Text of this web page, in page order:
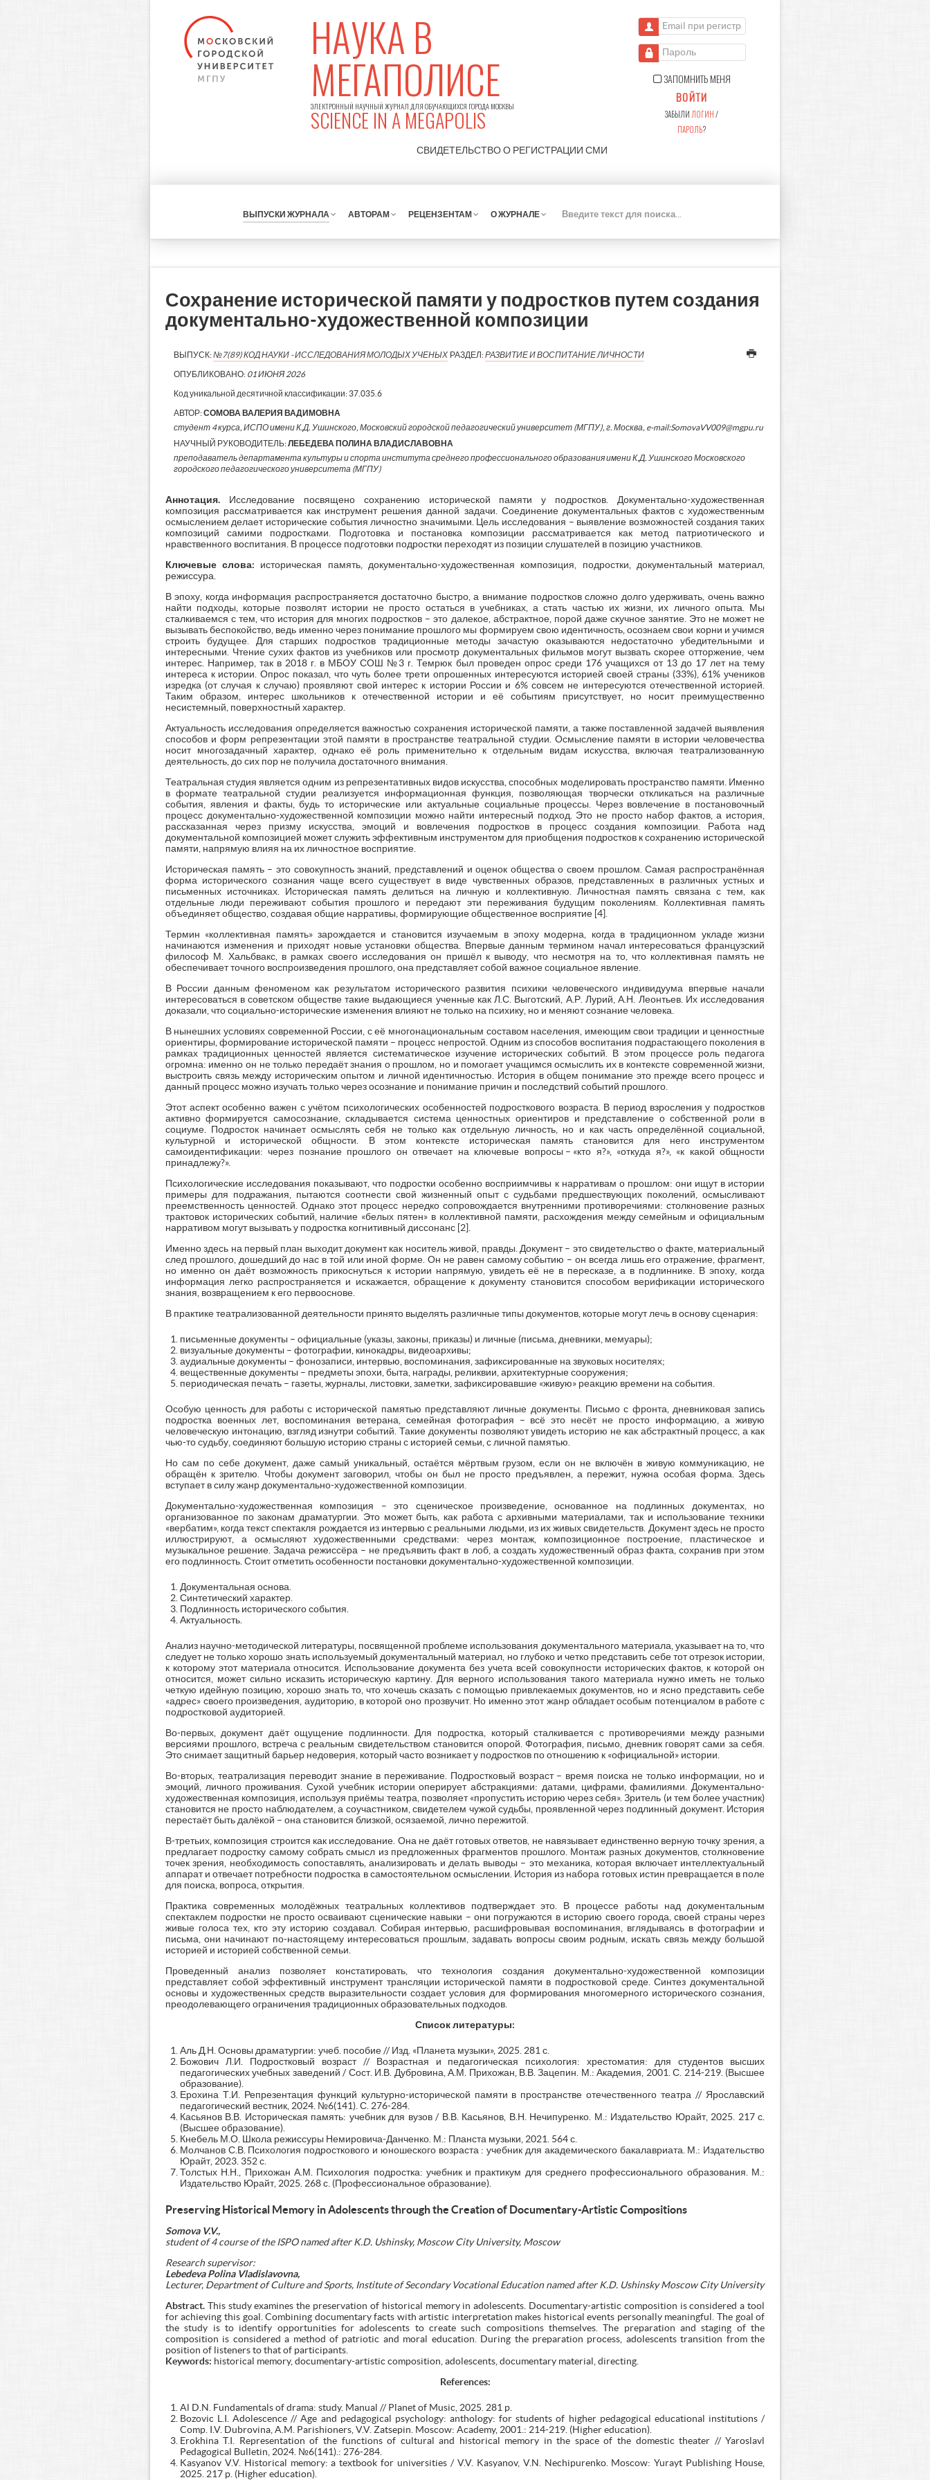
НАУКА В
МЕГАПОЛИСЕ
ЭЛЕКТРОННЫЙ НАУЧНЫЙ ЖУРНАЛ ДЛЯ ОБУЧАЮЩИХСЯ ГОРОДА МОСКВЫ
SCIENCE IN A MEGAPOLIS
СВИДЕТЕЛЬСТВО О РЕГИСТРАЦИИ СМИ
Email при регистрации
Пароль
ЗАПОМНИТЬ МЕНЯ
ВОЙТИ
ЗАБЫЛИ ЛОГИН/
ПАРОЛЬ?
ВЫПУСКИ ЖУРНАЛА АВТОРАМ РЕЦЕНЗЕНТАМ О ЖУРНАЛЕ
К
Сохранение исторической памяти у подростков путем создания
документально-художественной композиции
ВЫПУСК:№7(89) КОД НАУКИ - ИССЛЕДОВАНИЯ МОЛОДЫХ УЧЕНЫХ РАЗДЕЛ:РАЗВИТИЕ И ВОСПИТАНИЕ ЛИЧНОСТИ
ОПУБЛИКОВАНО: 01 ИЮНЯ 2026
Код уникальной десятичной классификации: 37.035.6
АВТОР:СОМОВА ВАЛЕРИЯ ВАДИМОВНА
студент 4 курса, ИСПО имени К.Д. Ушинского, Московский городской педагогический университет (МГПУ), г. Москва, e-mail:SomovaVV009@mgpu.ru
НАУЧНЫЙ РУКОВОДИТЕЛЬ:ЛЕБЕДЕВА ПОЛИНА ВЛАДИСЛАВОВНА
преподаватель департамента культуры и спорта института среднего профессионального образования имени К.Д. Ушинского Московского
городского педагогического университета (МГПУ)
Аннотация. Исследование посвящено сохранению исторической памяти у подростков. Документально-художественная
композиция рассматривается как инструмент решения данной задачи. Соединение документальных фактов с художественным
осмыслением делает исторические события личностно значимыми. Цель исследования – выявление возможностей создания таких
композиций самими подростками. Подготовка и постановка композиции рассматривается как метод патриотического и
нравственного воспитания. В процессе подготовки подростки переходят из позиции слушателей в позицию участников.
Ключевые слова: историческая память, документально-художественная композиция, подростки, документальный материал,
режиссура.
В эпоху, когда информация распространяется достаточно быстро, а внимание подростков сложно долго удерживать, очень важно
найти подходы, которые позволят истории не просто остаться в учебниках, а стать частью их жизни, их личного опыта. Мы
сталкиваемся с тем, что история для многих подростков – это далекое, абстрактное, порой даже скучное занятие. Это не может не
вызывать беспокойство, ведь именно через понимание прошлого мы формируем свою идентичность, осознаем свои корни и учимся
строить будущее. Для старших подростков традиционные методы зачастую оказываются недостаточно убедительными и
интересными. Чтение сухих фактов из учебников или просмотр документальных фильмов могут вызвать скорее отторжение, чем
интерес. Нaпример, так в 2018 г. в МБОУ СОШ №3 г. Темрюк был проведен опрос среди 176 учащихся от 13 до 17 лет на тему
интереса к истории. Опрос показал, что чуть более трети опрошенных интересуются историей своей страны (33%), 61% учеников
изредка (от случая к случаю) проявляют свой интерес к истории России и 6% совсем не интересуются отечественной историей.
Таким образом, интерес школьников к отечественной истории и её событиям присутствует, но носит преимущественно
несистемный, поверхностный характер.
Актуальность исследования определяется важностью сохранения исторической памяти, а также поставленной задачей выявления
способов и форм репрезентации этой памяти в пространстве театральной студии. Осмысление памяти в истории человечества
носит многозадачный характер, однако её роль применительно к отдельным видам искусства, включая театрализованную
деятельность, до сих пор не получила достаточного внимания.
Театральная студия является одним из репрезентативных видов искусства, способных моделировать пространство памяти. Именно
в формате театральной студии реализуется информационная функция, позволяющая творчески откликаться на различные
события, явления и факты, будь то исторические или актуальные социальные процессы. Через вовлечение в постановочный
процесс документально-художественной композиции можно найти интересный подход. Это не просто набор фактов, а история,
рассказанная через призму искусства, эмоций и вовлечения подростков в процесс создания композиции. Работа над
документальной композицией может служить эффективным инструментом для приобщения подростков к сохранению исторической
памяти, напрямую влияя на их личностное восприятие.
Историческая память – это совокупность знаний, представлений и оценок общества о своем прошлом. Самая распространённая
форма исторического сознания чаще всего существует в виде чувственных образов, представленных в различных устных и
письменных источниках. Историческая память делиться на личную и коллективную. Личностная память связана с тем, как
отдельные люди переживают события прошлого и передают эти переживания будущим поколениям. Коллективная память
объединяет общество, создавая общие нарративы, формирующие общественное восприятие [4].
Термин «коллективная память» зарождается и становится изучаемым в эпоху модерна, когда в традиционном укладе жизни
начинаются изменения и приходят новые установки общества. Впервые данным термином начал интересоваться французский
философ М. Хальбвакс, в рамках своего исследования он пришёл к выводу, что несмотря на то, что коллективная память не
обеспечивает точного воспроизведения прошлого, она представляет собой важное социальное явление.
В России данным феноменом как результатом исторического развития психики человеческого индивидуума впервые начали
интересоваться в советском обществе такие выдающиеся ученные как Л.С. Выготский, А.Р. Лурий, А.Н. Леонтьев. Их исследования
доказали, что социально-исторические изменения влияют не только на психику, но и меняют сознание человека.
В нынешних условиях современной России, с её многонациональным составом населения, имеющим свои традиции и ценностные
ориентиры, формирование исторической памяти – процесс непростой. Одним из способов воспитания подрастающего поколения в
рамках традиционных ценностей является систематическое изучение исторических событий. В этом процессе роль педагога
огромна: именно он не только передаёт знания о прошлом, но и помогает учащимся осмыслить их в контексте современной жизни,
выстроить связь между историческим опытом и личной идентичностью. История в общем понимание это прежде всего процесс и
данный процесс можно изучать только через осознание и понимание причин и последствий событий прошлого.
Этот аспект особенно важен с учётом психологических особенностей подросткового возраста. В период взросления у подростков
активно формируется самосознание, складывается система ценностных ориентиров и представление о собственной роли в
социуме. Подросток начинает осмыслять себя не только как отдельную личность, но и как часть определённой социальной,
культурной и исторической общности. В этом контексте историческая память становится для него инструментом
самоидентификации: через познание прошлого он отвечает на ключевые вопросы – «кто я?», «откуда я?», «к какой общности
принадлежу?».
Психологические исследования показывают, что подростки особенно восприимчивы к нарративам о прошлом: они ищут в истории
примеры для подражания, пытаются соотнести свой жизненный опыт с судьбами предшествующих поколений, осмысливают
преемственность ценностей. Однако этот процесс нередко сопровождается внутренними противоречиями: столкновение разных
трактовок исторических событий, наличие «белых пятен» в коллективной памяти, расхождения между семейным и официальным
нарративом могут вызывать у подростка когнитивный диссонанс [2].
Именно здесь на первый план выходит документ как носитель живой, правды. Документ – это свидетельство о факте, материальный
след прошлого, дошедший до нас в той или иной форме. Он не равен самому событию – он всегда лишь его отражение, фрагмент,
но именно он даёт возможность прикоснуться к истории напрямую, увидеть её не в пересказе, а в подлиннике. В эпоху, когда
информация легко распространяется и искажается, обращение к документу становится способом верификации исторического
знания, возвращением к его первооснове.
В практике театрализованной деятельности принято выделять различные типы документов, которые могут лечь в основу сценария:
письменные документы – официальные (указы, законы, приказы) и личные (письма, дневники, мемуары);
визуальные документы – фотографии, кинокадры, видеоархивы;
аудиальные документы – фонозаписи, интервью, воспоминания, зафиксированные на звуковых носителях;
вещественные документы – предметы эпохи, быта, награды, реликвии, архитектурные сооружения;
периодическая печать – газеты, журналы, листовки, заметки, зафиксировавшие «живую» реакцию времени на события.
Особую ценность для работы с исторической памятью представляют личные документы. Письмо с фронта, дневниковая запись
подростка военных лет, воспоминания ветерана, семейная фотография – всё это несёт не просто информацию, а живую
человеческую интонацию, взгляд изнутри событий. Такие документы позволяют увидеть историю не как абстрактный процесс, а как
чью-то судьбу, соединяют большую историю страны с историей семьи, с личной памятью.
Но сам по себе документ, даже самый уникальный, остаётся мёртвым грузом, если он не включён в живую коммуникацию, не
обращён к зрителю. Чтобы документ заговорил, чтобы он был не просто предъявлен, а пережит, нужна особая форма. Здесь
вступает в силу жанр документально-художественной композиции.
Документально-художественная композиция – это сценическое произведение, основанное на подлинных документах, но
организованное по законам драматургии. Это может быть, как работа с архивными материалами, так и использование техники
«вербатим», когда текст спектакля рождается из интервью с реальными людьми, из их живых свидетельств. Документ здесь не просто
иллюстрируют, а осмысляют художественными средствами: через монтаж, композиционное построение, пластическое и
музыкальное решение. Задача режиссёра – не предъявить факт в лоб, а создать художественный образ факта, сохранив при этом
его подлинность. Стоит отметить особенности постановки документально-художественной композиции.
Документальная основа.
Синтетический характер.
Подлинность исторического события.
Актуальность.
Анализ научно-методической литературы, посвященной проблеме использования документального материала, указывает на то, что
следует не только хорошо знать используемый документальный материал, но глубоко и четко представить себе тот отрезок истории,
к которому этот материала относится. Использование документа без учета всей совокупности исторических фактов, к которой он
относится, может сильно исказить историческую картину. Для верного использования такого материала нужно иметь не только
четкую идейную позицию, хорошо знать то, что хочешь сказать с помощью привлекаемых документов, но и ясно представить себе
«адрес» своего произведения, аудиторию, в которой оно прозвучит. Но именно этот жанр обладает особым потенциалом в работе с
подростковой аудиторией.
Во-первых, документ даёт ощущение подлинности. Для подростка, который сталкивается с противоречиями между разными
версиями прошлого, встреча с реальным свидетельством становится опорой. Фотография, письмо, дневник говорят сами за себя.
Это снимает защитный барьер недоверия, который часто возникает у подростков по отношению к «официальной» истории.
Во-вторых, театрализация переводит знание в переживание. Подростковый возраст – время поиска не только информации, но и
эмоций, личного проживания. Сухой учебник истории оперирует абстракциями: датами, цифрами, фамилиями. Документально-
художественная композиция, используя приёмы театра, позволяет «пропустить историю через себя». Зритель (и тем более участник)
становится не просто наблюдателем, а соучастником, свидетелем чужой судьбы, проявленной через подлинный документ. История
перестаёт быть далёкой – она становится близкой, осязаемой, лично пережитой.
В-третьих, композиция строится как исследование. Она не даёт готовых ответов, не навязывает единственно верную точку зрения, а
предлагает подростку самому собрать смысл из предложенных фрагментов прошлого. Монтаж разных документов, столкновение
точек зрения, необходимость сопоставлять, анализировать и делать выводы – это механика, которая включает интеллектуальный
аппарат и отвечает потребности подростка в самостоятельном осмыслении. История из набора готовых истин превращается в поле
для поиска, вопроса, открытия.
Практика современных молодёжных театральных коллективов подтверждает это. В процессе работы над документальным
спектаклем подростки не просто осваивают сценические навыки – они погружаются в историю своего города, своей страны через
живые голоса тех, кто эту историю создавал. Собирая интервью, расшифровывая воспоминания, вглядываясь в фотографии и
письма, они начинают по-настоящему интересоваться прошлым, задавать вопросы своим родным, искать связь между большой
историей и историей собственной семьи.
Проведенный анализ позволяет констатировать, что технология создания документально-художественной композиции
представляет собой эффективный инструмент трансляции исторической памяти в подростковой среде. Синтез документальной
основы и художественных средств выразительности создает условия для формирования многомерного исторического сознания,
преодолевающего ограничения традиционных образовательных подходов.
Список литературы:
Аль Д.Н. Основы драматургии: учеб. пособие // Изд. «Планета музыки», 2025. 281 с.
Божович Л.И. Подростковый возраст // Возрастная и педагогическая психология: хрестоматия: для студентов высших
педагогических учебных заведений / Сост. И.В. Дубровина, А.М. Прихожан, В.В. Зацепин. М.: Академия, 2001. С. 214-219. (Высшее
образование).
Ерохина Т.И. Репрезентация функций культурно-исторической памяти в пространстве отечественного театра // Ярославский
педагогический вестник, 2024. №6(141). С. 276-284.
Касьянов В.В. Историческая память: учебник для вузов / В.В. Касьянов, В.Н. Нечипуренко. М.: Издательство Юрайт, 2025. 217 с.
(Высшее образование).
Кнебель М.О. Школа режиссуры Немировича-Данченко. М.: Планста музыки, 2021. 564 с.
Молчанов С.В. Психология подросткового и юношеского возраста : учебник для академического бакалавриата. М.: Издательство
Юрайт, 2023. 352 с.
Толстых Н.Н., Прихожан А.М. Психология подростка: учебник и практикум для среднего профессионального образования. М.:
Издательство Юрайт, 2025. 268 с. (Профессиональное образование).
Preserving Historical Memory in Adolescents through the Creation of Documentary-Artistic Compositions
Somova V.V.,
student of 4 courseof the ISPO named after K.D. Ushinsky, Moscow City University, Moscow
Research supervisor:
Lebedeva Polina Vladislavovna,
Lecturer, Department of Culture and Sports, Institute of Secondary Vocational Education named after K.D. Ushinsky Moscow City University
Abstract.This study examines the preservation of historical memory in adolescents. Documentary-artistic composition is considered a tool
for achieving this goal. Combining documentary facts with artistic interpretation makes historical events personally meaningful. The goal of
the study is to identify opportunities for adolescents to create such compositions themselves. The preparation and staging of the
composition is considered a method of patriotic and moral education. During the preparation process, adolescents transition from the
position of listeners to that of participants.
Keywords: historical memory, documentary-artistic composition, adolescents, documentary material, directing.
References:
Al D.N. Fundamentals of drama: study. Manual // Planet of Music, 2025. 281 p.
Bozovic L.I. Adolescence // Age and pedagogical psychology: anthology: for students of higher pedagogical educational institutions /
Comp. I.V. Dubrovina, A.M. Parishioners, V.V. Zatsepin. Moscow: Academy, 2001.: 214-219. (Higher education).
Erokhina T.I. Representation of the functions of cultural and historical memory in the space of the domestic theater // Yaroslavl
Pedagogical Bulletin, 2024. №6(141).: 276-284.
Kasyanov V.V. Historical memory: a textbook for universities / V.V. Kasyanov, V.N. Nechipurenko. Moscow: Yurayt Publishing House,
2025. 217 p. (Higher education).